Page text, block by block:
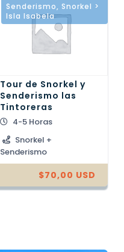
Senderismo, Snorkel >
Isla Isabela
Tour de Snorkel y
Senderismo las
Tintoreras
4-5 Horas
Snorkel +
Senderismo
$70,00 USD